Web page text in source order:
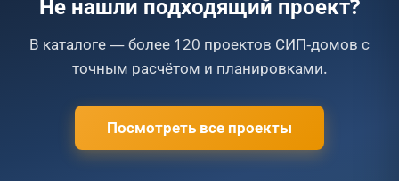
Не нашли подходящий проект?
В каталоге — более 120 проектов СИП-домов с
точным расчётом и планировками.
Посмотреть все проекты